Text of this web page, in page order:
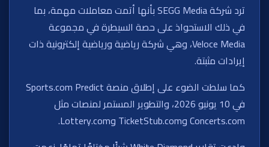
ترد شركة SEGG Media بأنها أتمت معاملات مهمة، بما
في ذلك الاستحواذ على حصة السيطرة في مجموعة
Veloce Media، وهي شركة رياضية ورياضية إلكترونية ذات
إيرادات مثبتة.
كما سلطت الضوء على إطلاق منصة Sports.com Predict
في 10 يونيو 2026، والتطوير المستمر لمنصات مثل
Concerts.com وTicketStub.com وLottery.com.